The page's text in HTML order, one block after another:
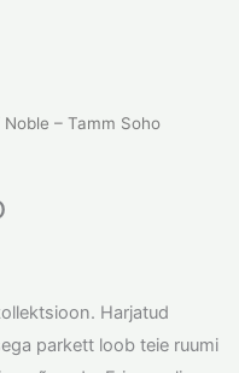
Noble – Tamm Soho
Harjatud
parkett loob teie ruumi